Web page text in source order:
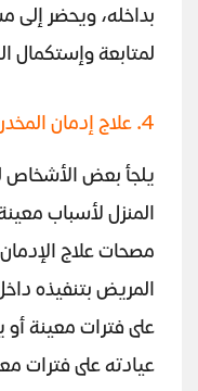
بداخله، ويحضر إلى
لمتابعة وإستكمال
4. علاج إدمان المخدرات في المنزل
يلجأ بعض الأشخاص
المنزل لأسباب
مصحات علاج
المريض بتنفيذه
على فترات معينة أو
عيادته على فترات